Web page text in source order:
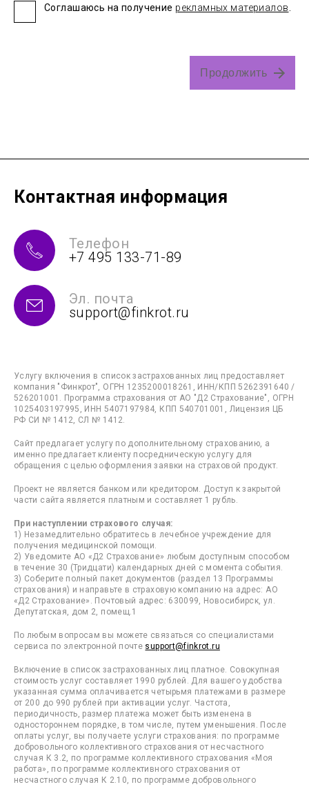
Соглашаюсь на получение рекламных материалов
Продолжить
Контактная информация
Телефон
+7 495 133-71-89
Эл. почта
support@finkrot.ru
Услугу включения в список застрахованных лиц предоставляет
компания "Финкрот", ОГРН 1235200018261, ИНН/КПП 5262391640 /
526201001. Программа страхования от АО "Д2 Страхование", ОГРН
1025403197995, ИНН 5407197984, КПП 540701001, Лицензия ЦБ
РФ СИ № 1412, СЛ № 1412.
Сайт предлагает услугу по дополнительному страхованию, а
именно предлагает клиенту посредническую услугу для
обращения с целью оформления заявки на страховой продукт.
Проект не является банком или кредитором. Доступ к закрытой
части сайта является платным и составляет 1 рубль.
При наступлении страхового случая:
1) Незамедлительно обратитесь в лечебное учреждение для
получения медицинской помощи.
2) Уведомите АО «Д2 Страхование» любым доступным способом
в течение 30 (Тридцати) календарных дней с момента события.
3) Соберите полный пакет документов (раздел 13 Программы
страхования) и направьте в страховую компанию на адрес: АО
«Д2 Страхование». Почтовый адрес: 630099, Новосибирск, ул.
Депутатская, дом 2, помещ.1
По любым вопросам вы можете связаться со специалистами
сервиса по электронной почте support@finkrot.ru
Включение в список застрахованных лиц платное. Совокупная
стоимость услуг составляет 1990 рублей. Для вашего удобства
указанная сумма оплачивается четырьмя платежами в размере
от 200 до 990 рублей при активации услуг. Частота,
периодичность, размер платежа может быть изменена в
одностороннем порядке, в том числе, путем уменьшения. После
оплаты услуг, вы получаете услуги страхования: по программе
добровольного коллективного страхования от несчастного
случая К 3.2, по программе коллективного страхования «Моя
работа», по программе коллективного страхования от
несчастного случая К 2.10, по программе добровольного